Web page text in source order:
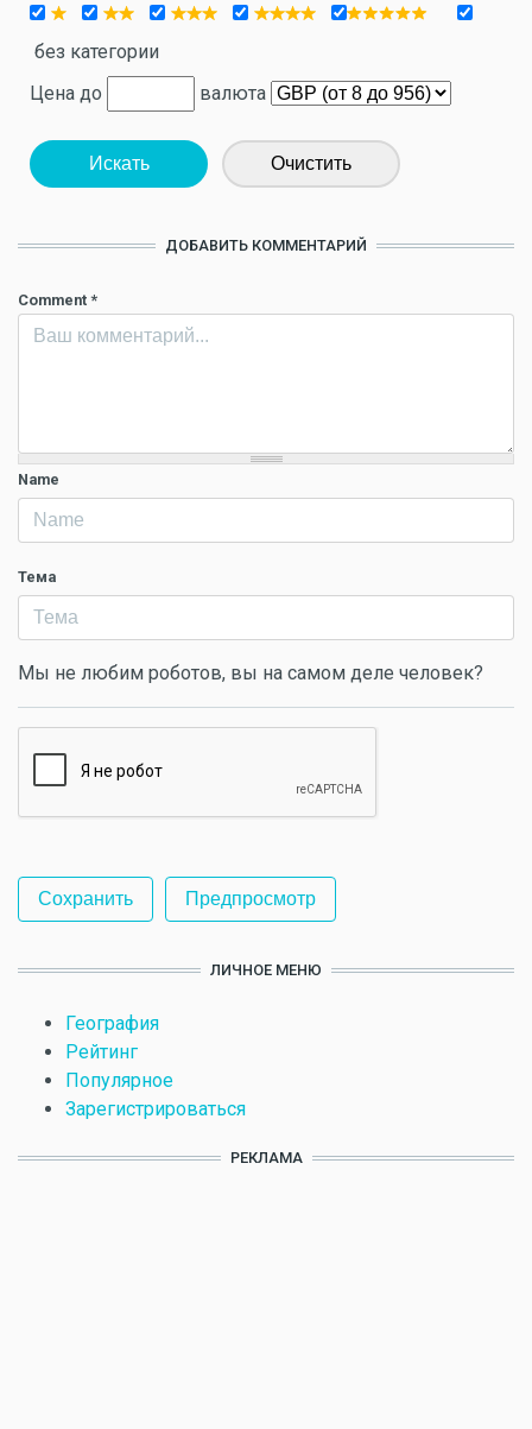
без категории
Цена до
валюта
Искать Очистить
ДОБАВИТЬ КОММЕНТАРИЙ
Comment *
Name
Тема
Мы не любим роботов, вы на самом деле человек?
ЛИЧНОЕ МЕНЮ
География
Рейтинг
Популярное
Зарегистрироваться
РЕКЛАМА